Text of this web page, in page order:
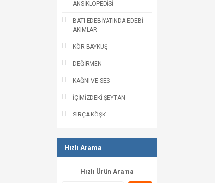
ANSİKLOPEDİSİ
BATI EDEBİYATINDA EDEBİ
AKIMLAR
KÖR BAYKUŞ
DEĞİRMEN
KAĞNI VE SES
İÇİMİZDEKİ ŞEYTAN
SIRÇA KÖŞK
Hızlı Arama
Hızlı Ürün Arama